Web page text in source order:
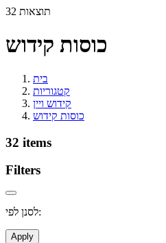
32 תוצאות
כוסות קידוש
בית
קטגוריות
קידוש ויין
כוסות קידוש
32 items
Filters
לסנן לפי:
Apply